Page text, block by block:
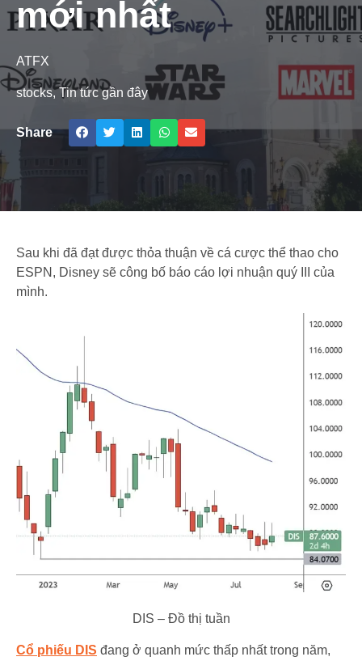
mới nhất
ATFX
stocks,Tin tức gần đây
Share
Sau khi đã đạt được thỏa thuận về cá cược thể thao cho
ESPN, Disney sẽ công bố báo cáo lợi nhuận quý III của
mình.
DIS – Đồ thị tuần
Cổ phiếu DIS đang ở quanh mức thấp nhất trong năm,